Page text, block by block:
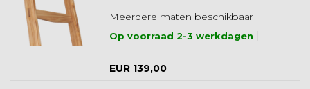
Meerdere maten beschikbaar
Op voorraad 2-3 werkdagen
EUR 139,00